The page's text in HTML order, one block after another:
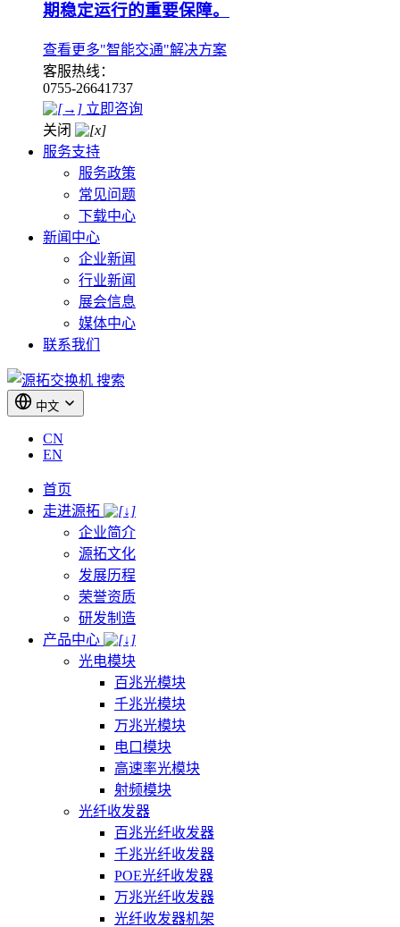
期稳定运行的重要保障。
查看更多"智能交通"解决方案
客服热线：
0755-26641737
立即咨询
关闭
服务支持
服务政策
常见问题
下载中心
新闻中心
企业新闻
行业新闻
展会信息
媒体中心
联系我们
搜索
中文
CN
EN
首页
走进源拓
企业简介
源拓文化
发展历程
荣誉资质
研发制造
产品中心
光电模块
百兆光模块
千兆光模块
万兆光模块
电口模块
高速率光模块
射频模块
光纤收发器
百兆光纤收发器
千兆光纤收发器
POE光纤收发器
万兆光纤收发器
光纤收发器机架